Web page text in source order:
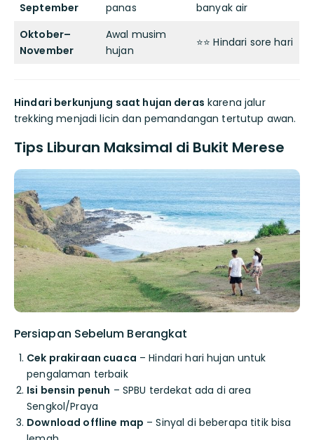
September
panas
banyak air
Oktober–
November
Awal musim
hujan
⭐⭐ Hindari sore hari
Hindari berkunjung saat hujan deras karena jalur
trekking menjadi licin dan pemandangan tertutup awan.
Tips Liburan Maksimal di Bukit Merese
Persiapan Sebelum Berangkat
Cek prakiraan cuaca – Hindari hari hujan untuk
pengalaman terbaik
Isi bensin penuh – SPBU terdekat ada di area
Sengkol/Praya
Download offline map – Sinyal di beberapa titik bisa